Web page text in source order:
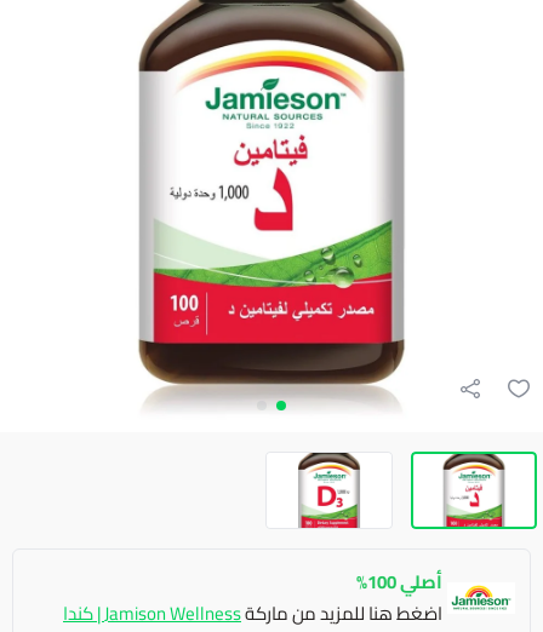
أصلي 100%
اضغط هنا للمزيد من ماركةJamison Wellness | كندا